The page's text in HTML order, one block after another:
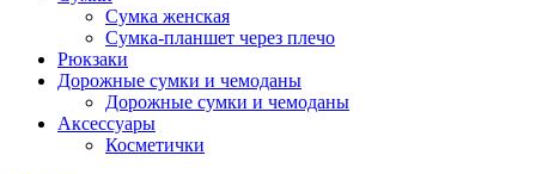
Сумка женская
Сумка-планшет через плечо
Рюкзаки
Дорожные сумки и чемоданы
Дорожные сумки и чемоданы
Аксессуары
Косметички